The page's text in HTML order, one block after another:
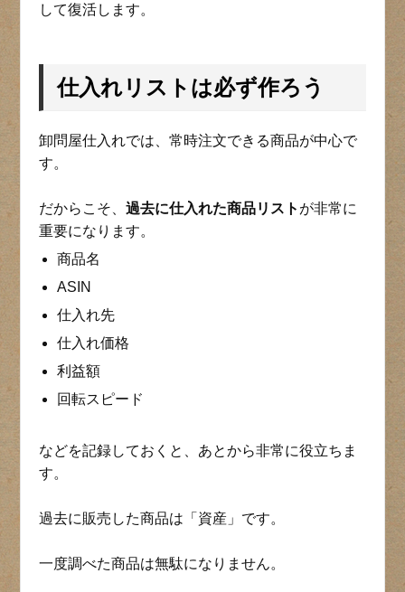
して復活します。
仕入れリストは必ず作ろう
卸問屋仕入れでは、常時注文できる商品が中心で
す。
だからこそ、過去に仕入れた商品リスト が非常に
重要になります。
商品名
ASIN
仕入れ先
仕入れ価格
利益額
回転スピード
などを記録しておくと、あとから非常に役立ちま
す。
過去に販売した商品は「資産」です。
一度調べた商品は無駄になりません。